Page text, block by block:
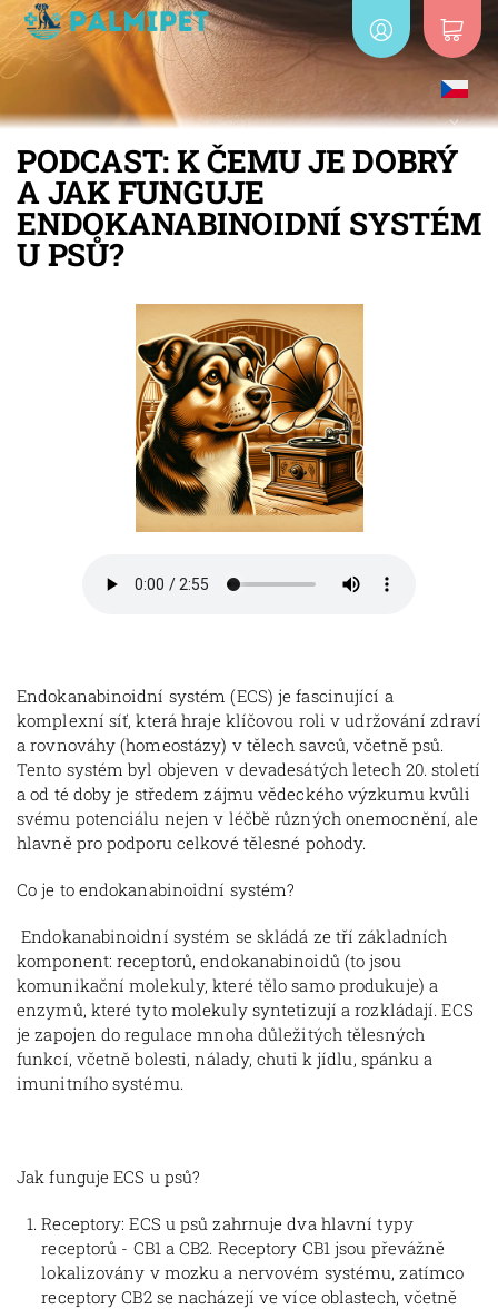
PODCAST: K ČEMU JE DOBRÝ
A JAK FUNGUJE
ENDOKANABINOIDNÍ SYSTÉM
U PSŮ?
Endokanabinoidní systém (ECS) je fascinující a
komplexní síť, která hraje klíčovou roli v udržování zdraví
a rovnováhy (homeostázy) v tělech savců, včetně psů.
Tento systém byl objeven v devadesátých letech 20. století
a od té doby je středem zájmu vědeckého výzkumu kvůli
svému potenciálu nejen v léčbě různých onemocnění, ale
hlavně pro podporu celkové tělesné pohody.
Co je to endokanabinoidní systém?
Endokanabinoidní systém se skládá ze tří základních
komponent: receptorů, endokanabinoidů (to jsou
komunikační molekuly, které tělo samo produkuje) a
enzymů, které tyto molekuly syntetizují a rozkládají. ECS
je zapojen do regulace mnoha důležitých tělesných
funkcí, včetně bolesti, nálady, chuti k jídlu, spánku a
imunitního systému.
Jak funguje ECS u psů?
Receptory: ECS u psů zahrnuje dva hlavní typy
receptorů - CB1 a CB2. Receptory CB1 jsou převážně
lokalizovány v mozku a nervovém systému, zatímco
receptory CB2 se nacházejí ve více oblastech, včetně